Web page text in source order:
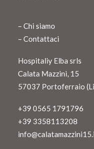
– Chi siamo
– Contattaci
Hospitaliy Elba srls
Calata Mazzini, 15
57037 Portoferraio
+39 0565 1791796
+39 3358113208